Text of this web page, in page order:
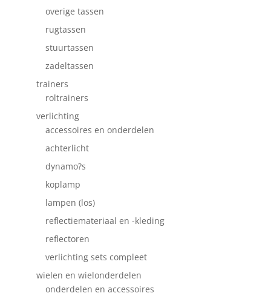
overige tassen
rugtassen
stuurtassen
zadeltassen
trainers
roltrainers
verlichting
accessoires en onderdelen
achterlicht
dynamo?s
koplamp
lampen (los)
reflectiemateriaal en -kleding
reflectoren
verlichting sets compleet
wielen en wielonderdelen
onderdelen en accessoires